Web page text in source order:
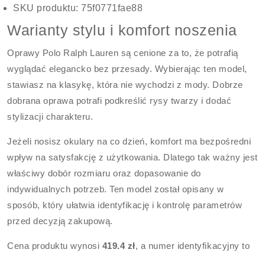
SKU produktu: 75f0771fae88
Warianty stylu i komfort noszenia
Oprawy Polo Ralph Lauren są cenione za to, że potrafią
wyglądać elegancko bez przesady. Wybierając ten model,
stawiasz na klasykę, która nie wychodzi z mody. Dobrze
dobrana oprawa potrafi podkreślić rysy twarzy i dodać
stylizacji charakteru.
Jeżeli nosisz okulary na co dzień, komfort ma bezpośredni
wpływ na satysfakcję z użytkowania. Dlatego tak ważny jest
właściwy dobór rozmiaru oraz dopasowanie do
indywidualnych potrzeb. Ten model został opisany w
sposób, który ułatwia identyfikację i kontrolę parametrów
przed decyzją zakupową.
Cena produktu wynosi 419.4 zł, a numer identyfikacyjny to